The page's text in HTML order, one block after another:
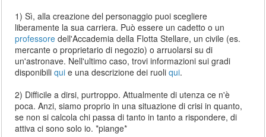
1) Sì, alla creazione del personaggio puoi scegliere
liberamente la sua carriera. Può essere un cadetto o un
professore dell'Accademia della Flotta Stellare, un civile (es.
mercante o proprietario di negozio) o arruolarsi su di
un'astronave. Nell'ultimo caso, trovi informazioni sui gradi
disponibiliqui e una descrizione dei ruoliqui.
2) Difficile a dirsi, purtroppo. Attualmente di utenza ce n'è
poca. Anzi, siamo proprio in una situazione di crisi in quanto,
se non si calcola chi passa di tanto in tanto a rispondere, di
attiva ci sono solo io. *piange*